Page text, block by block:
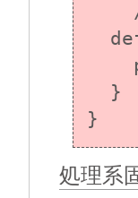
}
処理系